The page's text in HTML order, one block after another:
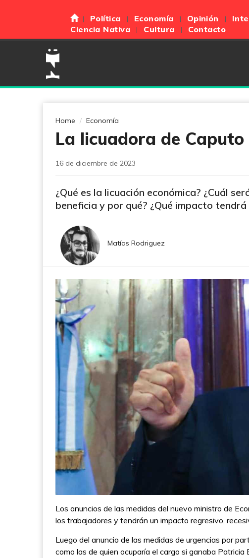
Política Economía Opinión
Ciencia Nativa
Cultura Contacto
Home Economía
La licuadora de Caputo
16 de diciembre de 2023
¿Qué es la licuación económica? ¿Cuál
beneficia y por qué? ¿Qué impacto
Matías Rodriguez
Los anuncios de las medidas del nuevo ministro de
los trabajadores y tendrán un impacto regresivo,
Luego del anuncio de las medidas de urgencias por
como las de quien ocuparía el cargo si ganaba